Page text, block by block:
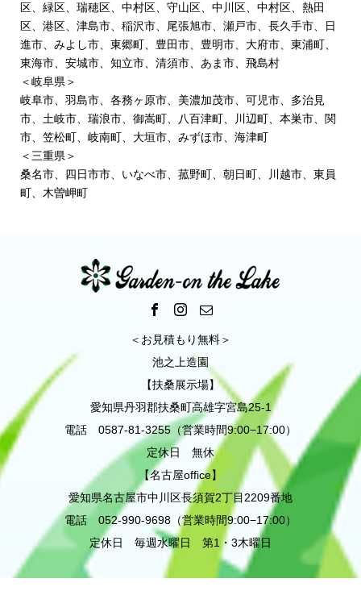
区、緑区、瑞穂区、中村区、守山区、中川区、中村区、熱田
区、港区、津島市、稲沢市、尾張旭市、瀬戸市、長久手市、日
進市、みよし市、東郷町、豊田市、豊明市、大府市、東浦町、
東海市、安城市、知立市、清須市、 あま市、飛島村
＜岐阜県＞
岐阜市、 羽島市、 各務ヶ原市、 美濃加茂市、 可児市、多治見
市、土岐市、瑞浪市、御嵩町、八百津町、
川辺町、本巣市、関
市、笠松町、岐南町、大垣市、みずほ市、海津町
＜三重県＞
桑名市、四日市市、いなべ市、菰野町、朝日町、川越市、東員
町、木曽岬町
＜お見積もり無料＞
池之上造園
【扶桑展示場】
愛知県丹羽郡扶桑町高雄字宮島25-1
電話 0587-81-3255（営業時間9:00−17:00）
定休日 無休
【名古屋office】
愛知県名古屋市中川区長須賀2丁目2209番地
電話 052-990-9698（営業時間9:00−17:00）
定休日 毎週水曜日 第1・3木曜日